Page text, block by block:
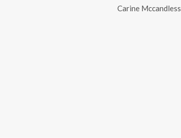
Carine Mccandless